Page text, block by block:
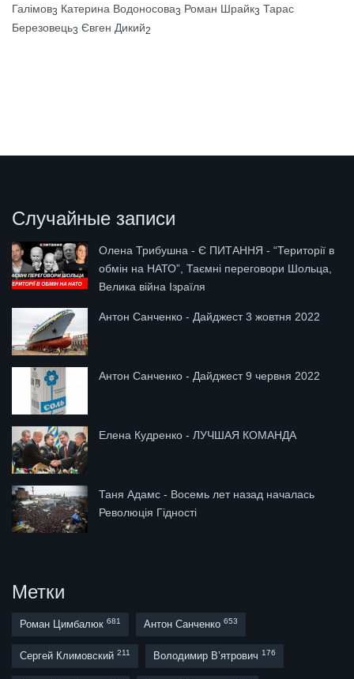
Галімов3 Катерина Водоносова3 Роман Шрайк3 Тарас
Березовець3 Євген Дикий2
Случайные записи
Олена Трибушна - Є ПИТАННЯ‬ - “Території в
обмін на НАТО”, Таємні переговори Шольца,
Велика війна Ізраїля
Антон Санченко - Дайджест 3 жовтня 2022
Антон Санченко - Дайджест 9 червня 2022
Елена Кудренко - ЛУЧШАЯ КОМАНДА
Таня Адамс - Восемь лет назад началась
Революція Гідності
Метки
Роман Цимбалюк 681 Антон Санченко 653
Сергей Климовский 211 Володимир В’ятрович 176